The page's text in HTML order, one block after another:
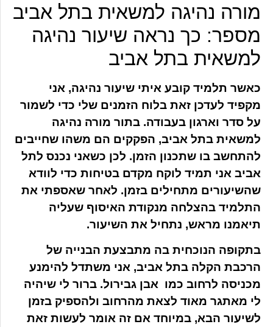
מורה נהיגה למשאית בתל אביב
מספר: כך נראה שיעור נהיגה
למשאית בתל אביב
כאשר תלמיד קובע איתי שיעור נהיגה, אני
מקפיד לעדכן זאת בלוח הזמנים שלי כדי לשמור
על סדר וארגון בעבודה. בתור מורה נהיגה
למשאית בתל אביב, הפקקים הם משהו שחייבים
להתחשב בו שתכנון הזמן. לכן כשאני נכנס לתל
אביב אני תמיד לוקח מקדם בטיחות כדי לוודא
שהשיעורים מתחילים בזמן. לאחר שאספתי את
התלמיד בהצלחה מנקודת האיסוף שעליה
תיאמנו מראש, נתחיל את השיעור.
בתקופה הנוכחית בה מתבצעת הבנייה של
הרכבת הקלה בתל אביב, אני משתדל להימנע
מכניסה לרחוב כמו אבן גבירול. ברור לי שיהיה
לי מאתגר מאוד לצאת מהרחוב ולהספיק בזמן
לשיעור הבא, במיוחד אם זה אומר לעשות זאת